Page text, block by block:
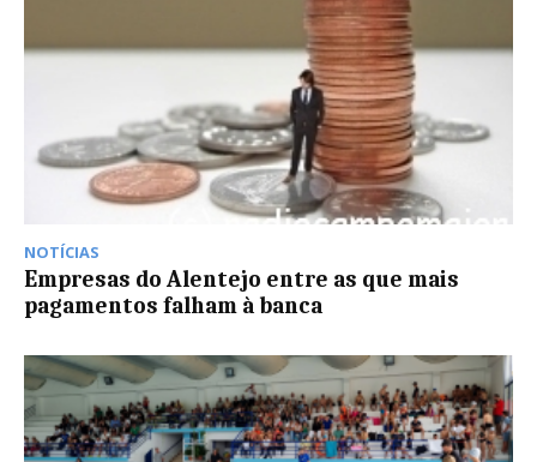
NOTÍCIAS
Empresas do Alentejo entre as que mais
pagamentos falham à banca